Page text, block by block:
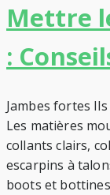
Mettre
:
Jambes fortes
Les matières
collants clairs,
escarpins à
boots et